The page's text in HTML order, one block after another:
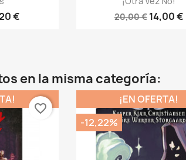
€
20,00 € 14,00 €
en la misma categoría:
favorite_border
¡EN OFERTA!
-12,22%